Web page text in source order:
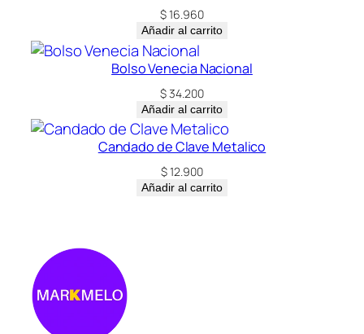
r
e
d
i
t
i
d
$16.960
Añadir al carrito
Bolso Venecia Nacional
$34.200
Añadir al carrito
Candado de Clave Metalico
$12.900
Añadir al carrito